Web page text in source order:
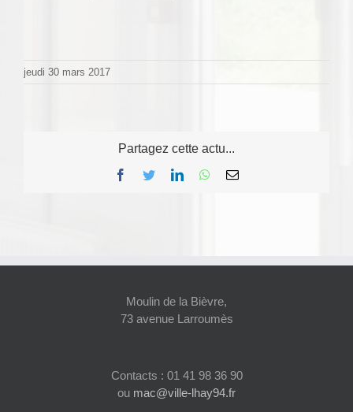
jeudi 30 mars 2017
Partagez cette actu...
Facebook
TwitterLinkedInWhatsApp
Email
Moulin de la Bièvre,
73 avenue Larroumès
Contacts : 01 41 98 36 90
ou mac@ville-lhay94.fr